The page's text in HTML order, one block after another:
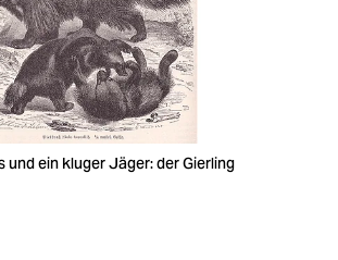
und ein kluger Jäger: der Gierling